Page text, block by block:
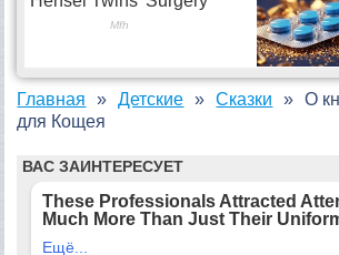
Главная Детские Сказки
О
для Кощея